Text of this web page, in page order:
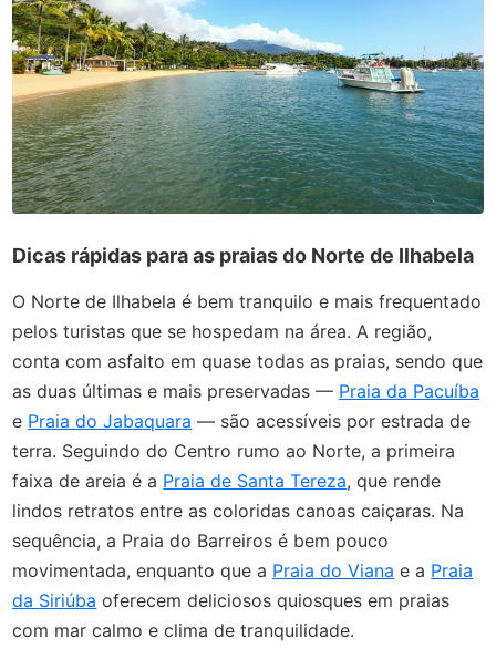
Dicas rápidas para as praias do Norte de Ilhabela
O Norte de Ilhabela é bem tranquilo e mais frequentado
pelos turistas que se hospedam na área. A região,
conta com asfalto em quase todas as praias, sendo que
as duas últimas e mais preservadas — Praia da Pacuíba
e Praia do Jabaquara — são acessíveis por estrada de
terra. Seguindo do Centro rumo ao Norte, a primeira
faixa de areia é a Praia de Santa Tereza, que rende
lindos retratos entre as coloridas canoas caiçaras. Na
sequência, a Praia do Barreiros é bem pouco
movimentada, enquanto que a Praia do Viana e a Praia
da Siriúba oferecem deliciosos quiosques em praias
com mar calmo e clima de tranquilidade.